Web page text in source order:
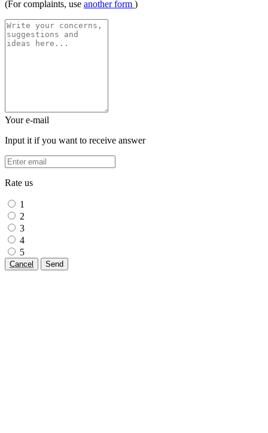
(For complaints, use another form )
Your e-mail
Input it if you want to receive answer
Rate us
1
2
3
4
5
Cancel Send